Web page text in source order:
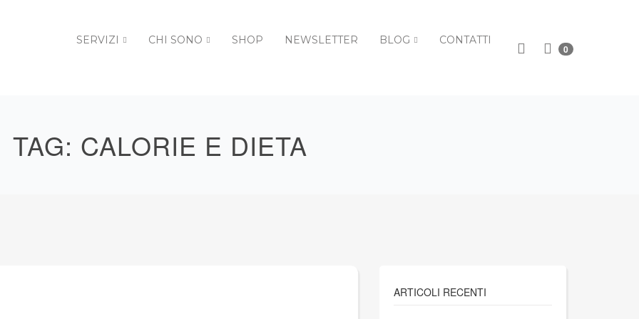
SERVIZI CHI SONO SHOP NEWSLETTER BLOG CONTATTI
0
TAG: CALORIE E DIETA
ARTICOLI RECENTI